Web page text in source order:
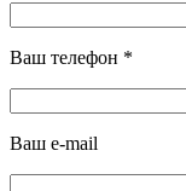
Ваш телефон *
Ваш e-mail